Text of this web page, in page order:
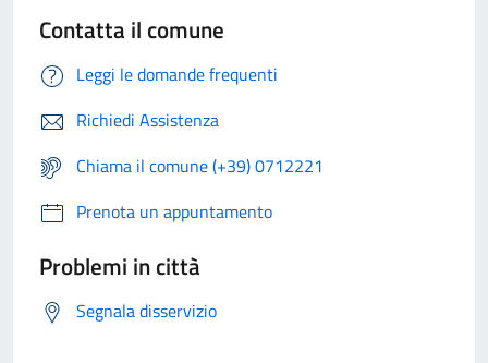
Contatta il comune
Leggi le domande frequenti
Richiedi Assistenza
Chiama il comune (+39) 0712221
Prenota un appuntamento
Problemi in città
Segnala disservizio